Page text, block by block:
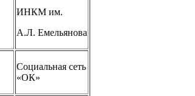
ИНКМ им.
А.Л. Емельянова
Социальная сеть
«ОК»